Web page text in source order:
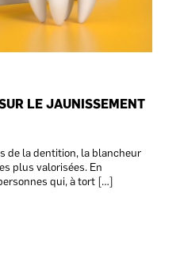
LE JAUNISSEMENT
de la dentition, la blancheur
plus valorisées. En
qui, à tort […]